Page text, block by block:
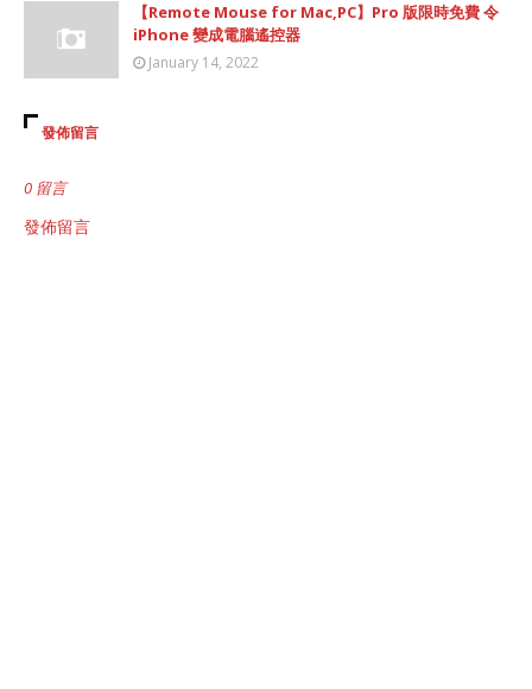
【Remote Mouse for Mac,PC】Pro 版限時免費 令
iPhone 變成電腦遙控器
January 14, 2022
發佈留言
0 留言
發佈留言